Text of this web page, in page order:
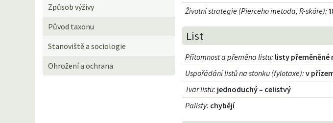
Způsob výživy
Původ taxonu
Stanoviště a sociologie
Ohrožení a ochrana
Životní strategie (Pierceho metoda, R-skóre):
List
Přítomnost a přeměna listu: listy přeměněné
Uspořádání listů na stonku (fylotaxe): v
Tvar listu: jednoduchý – celistvý
Palisty: chybějí